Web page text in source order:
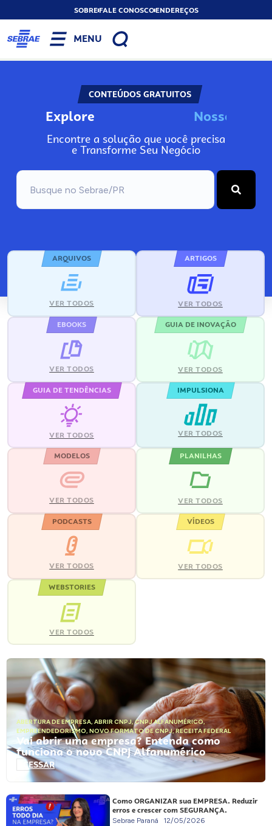
SOBREFALE CONOSCOENDEREÇOS
MENU
CONTEÚDOS GRATUITOS
Explore Nosso
Encontre a solução que você precisa
e Transforme Seu Negócio
ARQUIVOS
VER TODOS
ARTIGOS
VER TODOS
EBOOKS
VER TODOS
GUIA DE INOVAÇÃO
VER TODOS
GUIA DE TENDÊNCIAS
VER TODOS
IMPULSIONA
VER TODOS
MODELOS
VER TODOS
PLANILHAS
VER TODOS
PODCASTS
VER TODOS
VÍDEOS
VER TODOS
WEBSTORIES
VER TODOS
ABERTURA DE EMPRESA, ABRIR CNPJ,CNPJ ALFANUMÉRICO,
EMPREENDEDORISMO, NOVO FORMATO DE CNPJ,RECEITA FEDERAL
Vai abrir uma empresa? Entenda como
funciona o novo CNPJ Alfanumérico
ACESSAR
Como ORGANIZAR sua EMPRESA. Reduzir
erros e crescer com SEGURANÇA.
Sebrae Paraná 12/05/2026